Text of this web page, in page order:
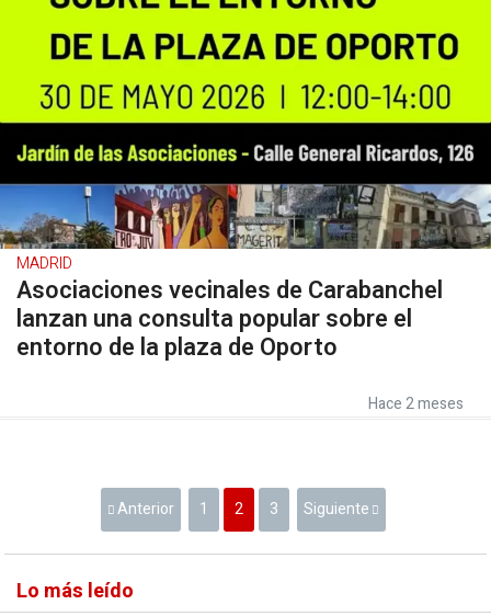
MADRID
Asociaciones vecinales de Carabanchel
lanzan una consulta popular sobre el
entorno de la plaza de Oporto
Hace 2 meses
Anterior 1 2 3 Siguiente
Lo más leído